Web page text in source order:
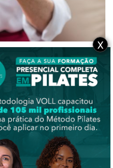
o funcional pode ajudar
Ortopédica
conhecem a osteoartrite
causa confusão nas
hora de buscar um
no grego, definindo
X